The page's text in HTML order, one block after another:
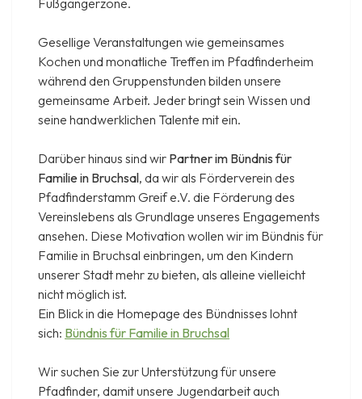
Gesellige Veranstaltungen wie gemeinsames
Kochen und monatliche Treffen im Pfadfinderheim
während den Gruppenstunden bilden unsere
gemeinsame Arbeit. Jeder bringt sein Wissen und
seine handwerklichen Talente mit ein.
Darüber hinaus sind wir Partner im Bündnis für
Familie in Bruchsal, da wir als Förderverein des
Pfadfinderstamm Greif e.V. die Förderung des
Vereinslebens als Grundlage unseres Engagements
ansehen. Diese Motivation wollen wir im Bündnis für
Familie in Bruchsal einbringen, um den Kindern
unserer Stadt mehr zu bieten, als alleine vielleicht
nicht möglich ist.
Ein Blick in die Homepage des Bündnisses lohnt
sich: Bündnis für Familie in Bruchsal
Wir suchen Sie zur Unterstützung für unsere
Pfadfinder, damit unsere Jugendarbeit auch